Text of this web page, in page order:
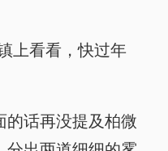
上看看，快过年
的话再没提及柏微